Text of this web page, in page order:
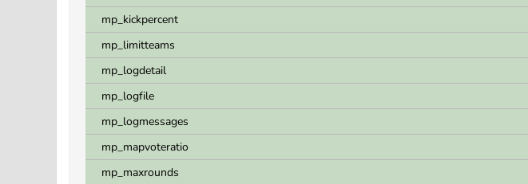
mp_kickpercent
mp_limitteams
mp_logdetail
mp_logfile
mp_logmessages
mp_mapvoteratio
mp_maxrounds